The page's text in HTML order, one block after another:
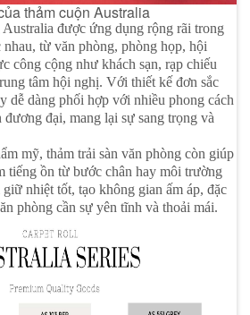
thảm cuộn Australia
được ứng dụng rộng rãi trong
từ văn phòng, phòng họp, hội
công cộng như khách sạn, rạp chiếu
tâm hội nghị. Với thiết kế đơn sắc
dễ dàng phối hợp với nhiều phong cách
đại, mang lại sự sang trọng và
mỹ, thảm trải sàn văn phòng còn giúp
tiếng ồn từ bước chân hay môi trường
nhiệt tốt, tạo không gian ấm áp, đặc
phòng cần sự yên tĩnh và thoải mái.